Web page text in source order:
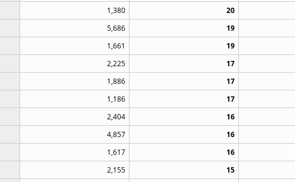
1,380 20
5,686 19
1,661 19
2,225 17
1,886 17
1,186 17
2,404 16
4,857 16
1,617 16
2,155 15